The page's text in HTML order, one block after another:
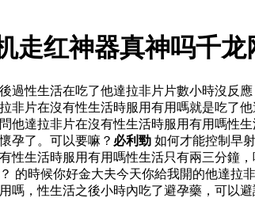
走红神器真神吗千
過性生活在吃了他達拉非片片數小時沒反
非片在沒有性生活時服用有用嗎就是吃了
他達拉非片在沒有性生活時服用有用嗎
孕了。可以要嘛？ 必利勁 如何才能控制早
性生活時服用有用嗎性生活只有兩三分鐘
的時候你好金大夫今天你給我開的他達
嗎，性生活之後小時內吃了避孕藥，可以